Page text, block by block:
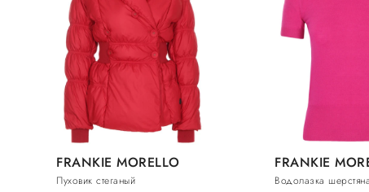
FRANKIE MORELLO
Пуховик стеганый
FRANKIE
Водолазка